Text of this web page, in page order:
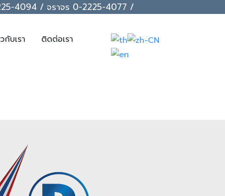
4094 / จราจร 0-2225-4077 /
กับเรา
ติดต่อเรา